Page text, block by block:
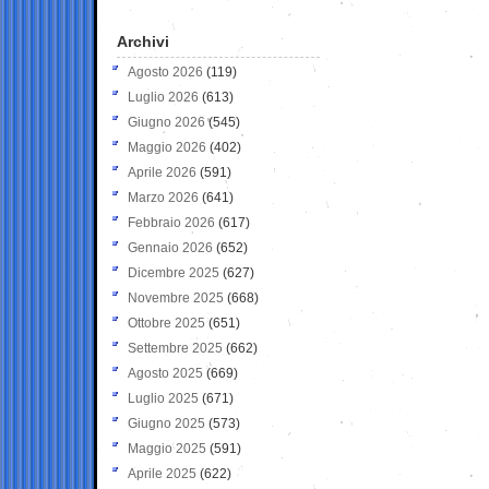
Archivi
Agosto 2026 (119)
Luglio 2026 (613)
Giugno 2026 (545)
Maggio 2026 (402)
Aprile 2026 (591)
Marzo 2026 (641)
Febbraio 2026 (617)
Gennaio 2026 (652)
Dicembre 2025 (627)
Novembre 2025 (668)
Ottobre 2025 (651)
Settembre 2025 (662)
Agosto 2025 (669)
Luglio 2025 (671)
Giugno 2025 (573)
Maggio 2025 (591)
Aprile 2025 (622)